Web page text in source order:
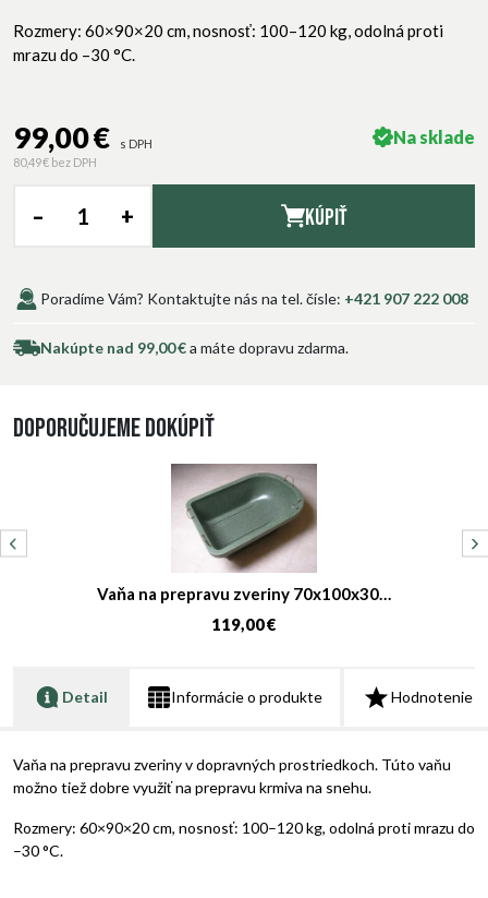
Rozmery: 60×90×20 cm, nosnosť: 100–120 kg, odolná proti
mrazu do –30 °C.
99,00 €
s DPH
80,49 € bez DPH
Na sklade
– + Kúpiť
Poradíme Vám? Kontaktujte nás na tel. čísle: +421 907 222 008
Nakúpte nad 99,00 €a máte dopravu zdarma.
Doporučujeme dokúpiť
Vaňa na prepravu zveriny 70x100x30…
119,00 €
Detail Informácie o produkte Hodnotenie
Vaňa na prepravu zveriny v dopravných prostriedkoch. Túto vaňu
možno tiež dobre využiť na prepravu krmiva na snehu.
Rozmery: 60×90×20 cm, nosnosť: 100–120 kg, odolná proti mrazu do
–30 °C.